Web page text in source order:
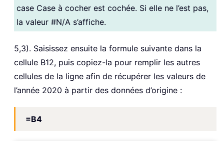
case Case à cocher est cochée. Si elle ne l’est pas,
la valeur #N/A s’affiche.
5,3). Saisissez ensuite la formule suivante dans la
cellule B12, puis copiez-la pour remplir les autres
cellules de la ligne afin de récupérer les valeurs de
l’année 2020 à partir des données d’origine :
=B4